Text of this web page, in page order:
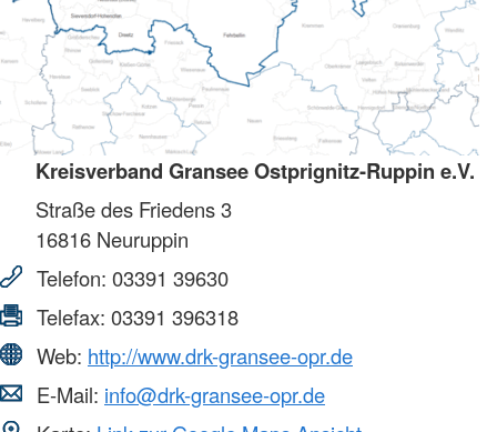
Kreisverband Gransee Ostprignitz-Ruppin e.V.
Straße des Friedens 3
16816 Neuruppin
Telefon: 03391 39630
Telefax: 03391 396318
Web: http://www.drk-gransee-opr.de
E-Mail: info@drk-gransee-opr.de